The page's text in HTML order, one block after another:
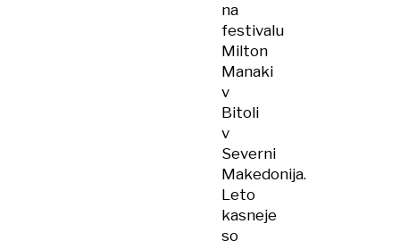
na
festivalu
Milton
Manaki
v
Bitoli
v
Severni
Makedonija.
Leto
kasneje
so